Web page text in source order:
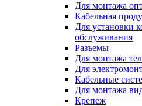
Для монтажа
Кабельная
Для установки
обслуживания
Разъемы
Для монтажа
Для
Кабельные
Для монтажа
Крепеж